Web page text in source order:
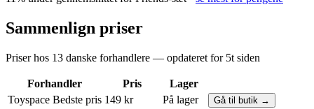
Sammenlign priser
Priser hos 13 danske forhandlere — opdateret for 5t siden
Forhandler Pris
Lager
Toyspace Bedste pris 149 kr På lager Gå til butik →